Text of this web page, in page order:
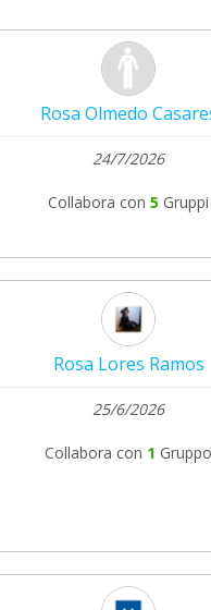
Rosa Olmedo
24/7/2026
Collabora con 5 Gruppi
Rosa Lores Ramos
25/6/2026
Collabora con 1 Gruppo